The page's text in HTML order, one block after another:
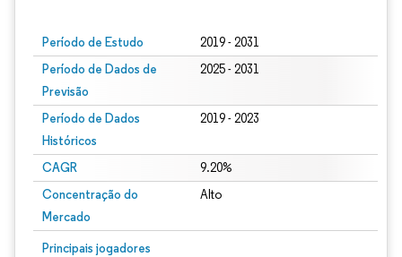
Período de Estudo 2019 - 2031
Período de Dados de
Previsão
2025 - 2031
Período de Dados
Históricos
2019 - 2023
CAGR 9.20%
Concentração do
Mercado
Alto
Principais jogadores